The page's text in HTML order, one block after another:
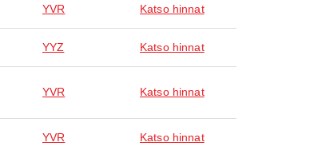
YVR Katso hinnat
YYZ Katso hinnat
YVR Katso hinnat
YVR Katso hinnat